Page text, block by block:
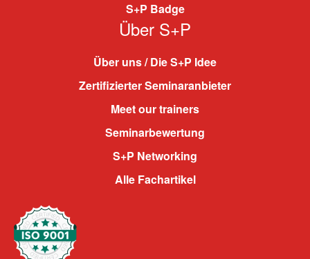
S+P Badge
Über S+P
Über uns / Die S+P Idee
Zertifizierter Seminaranbieter
Meet our trainers
Seminarbewertung
S+P Networking
Alle Fachartikel